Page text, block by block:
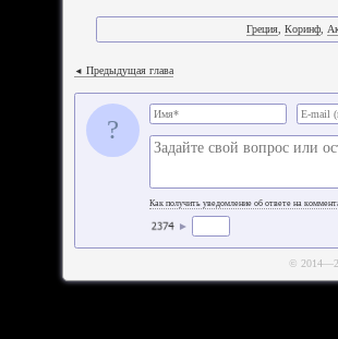
Греция, Коринф,
◄ Предыдущая глава
?
Как получить уведомление об ответе на
►
© 2014—